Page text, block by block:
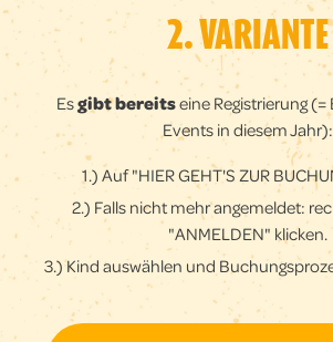
2. VARIANTE
Esgibt bereitseine Registrierung
Events in diesem Jahr):
1.)Auf "HIER GEHT'S ZUR
2.) Falls nicht mehr angemeldet:
"ANMELDEN" klicken.
3.) Kind auswählen und